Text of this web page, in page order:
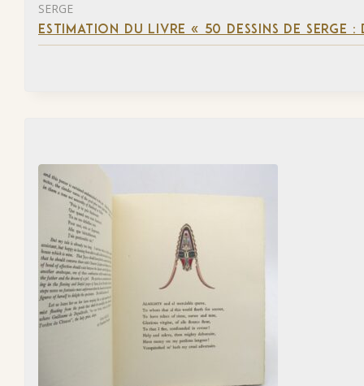
SERGE
ESTIMATION DU LIVRE « 50 DESSINS DE SERGE